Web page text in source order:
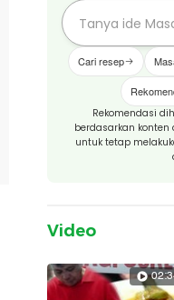
Cari resep
Rekomendasi
berdasarkan konten
untuk tetap
Video